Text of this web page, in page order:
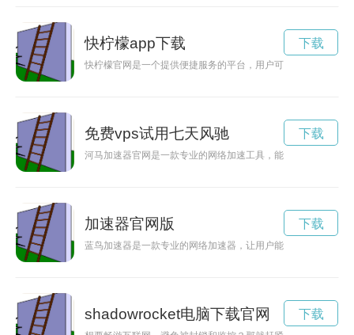
快柠檬app下载
快柠檬官网是一个提供便捷服务的平台，用户可以通过官网了
下载
免费vps试用七天风驰
河马加速器官网是一款专业的网络加速工具，能够有效提升你
下载
加速器官网版
蓝鸟加速器是一款专业的网络加速器，让用户能够突破地域限
下载
shadowrocket电脑下载官网 下载